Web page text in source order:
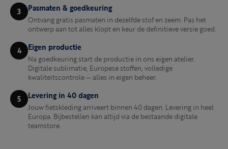
3 Pasmaten & goedkeuring
Ontvang gratis pasmaten in dezelfde stof en zeem. Pas het
ontwerp aan tot alles klopt en keur de definitieve versie goed.
4 Eigen productie
Na goedkeuring start de productie in ons eigen atelier.
Digitale sublimatie, Europese stoffen, volledige
kwaliteitscontrole — alles in eigen beheer.
5 Levering in 40 dagen
Jouw fietskleding arriveert binnen 40 dagen. Levering in heel
Europa. Bijbestellen kan altijd via de bestaande digitale
teamstore.